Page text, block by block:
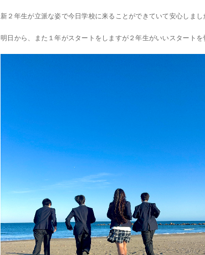
新２年生が立派な姿で今日学校に来ることができていて安心しまし
明日から、また１年がスタートをしますが２年生がいいスタート